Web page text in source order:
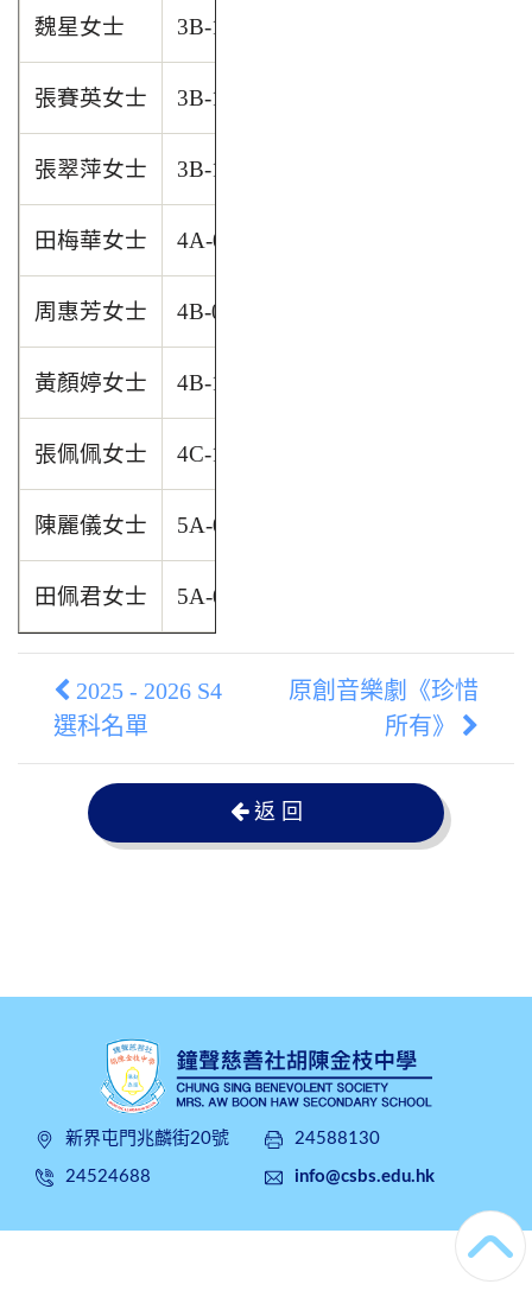
魏星女士 3B-14 方博
張賽英女士 3B-15 馮湛森
張翠萍女士 3B-18 李羿廷
田梅華女士 4A-04 魏莉婷
周惠芳女士 4B-02 張悠
黃顏婷女士 4B-18 吳逸熙
張佩佩女士 4C-10 謝樂怡
陳麗儀女士 5A-03 張倬瑤
田佩君女士 5A-08 吳諾晞
2025 - 2026 S4
選科名單
原創音樂劇《珍惜
所有》
返 回
新界屯門兆麟街20號
24524688
24588130
info@csbs.edu.hk